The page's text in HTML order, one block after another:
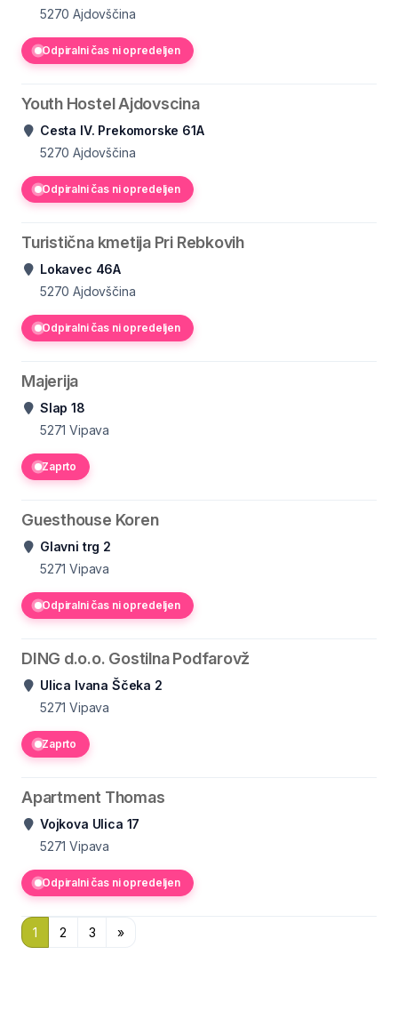
5270 Ajdovščina
Odpiralni čas ni opredeljen
Youth Hostel Ajdovscina
Cesta IV. Prekomorske 61A
5270 Ajdovščina
Odpiralni čas ni opredeljen
Turistična kmetija Pri Rebkovih
Lokavec 46A
5270 Ajdovščina
Odpiralni čas ni opredeljen
Majerija
Slap 18
5271 Vipava
Zaprto
Guesthouse Koren
Glavni trg 2
5271 Vipava
Odpiralni čas ni opredeljen
DING d.o.o. Gostilna Podfarovž
Ulica Ivana Ščeka 2
5271 Vipava
Zaprto
Apartment Thomas
Vojkova Ulica 17
5271 Vipava
Odpiralni čas ni opredeljen
1 2 3 »